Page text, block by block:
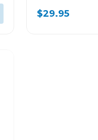
$29.95